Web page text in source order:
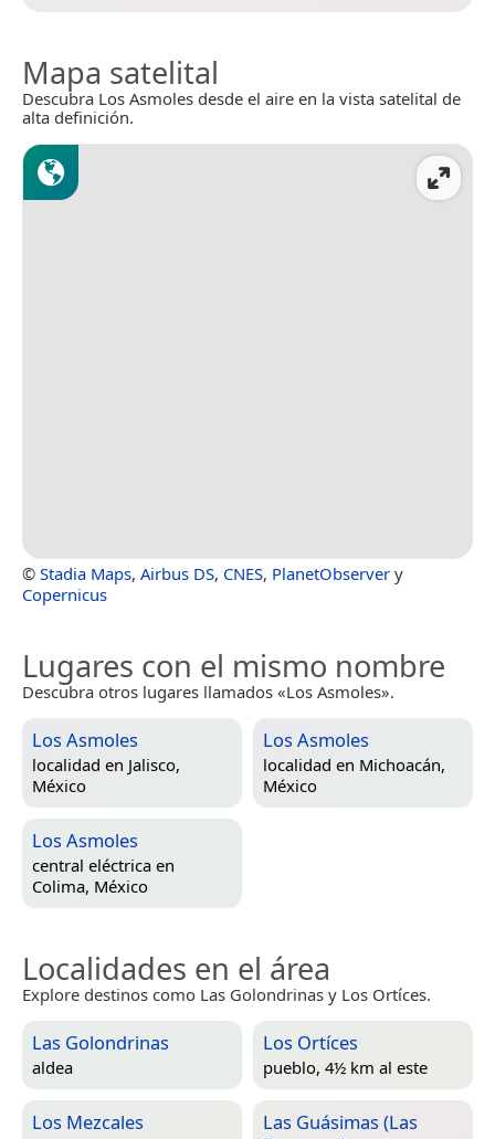
Mapa satelital
Descubra Los Asmoles desde el aire en la vista satelital de
alta definición.
© Stadia Maps, Airbus DS, CNES, PlanetObserver y
Copernicus
Lugares con el mismo nombre
Descubra otros lugares llamados «Los Asmoles».
Los Asmoles
localidad en Jalisco,
México
Los Asmoles
localidad en Michoacán,
México
Los Asmoles
central eléctrica en
Colima, México
Localidades en el área
Explore destinos como Las Golondrinas y Los Ortíces.
Las Golondrinas
aldea
Los Ortíces
pueblo, 4½ km al este
Los Mezcales
Las Guásimas (Las